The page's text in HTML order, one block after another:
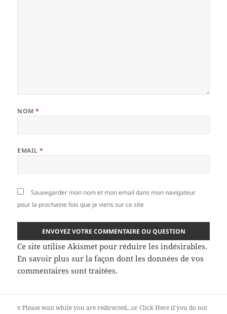
NOM*
EMAIL*
Sauvegarder mon nom et mon email dans mon navigateur
pour la prochaine fois que je viens sur ce site
Ce site utilise Akismet pour réduire les indésirables.
En savoir plus sur la façon dont les données de vos
commentaires sont traitées.
vPlease wait while you are redirected...orClick Hereif you do not